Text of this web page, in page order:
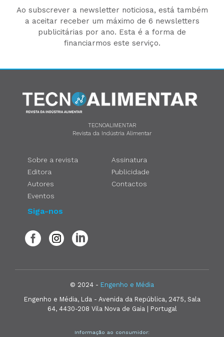
Ao subscrever a newsletter noticiosa, está também
a aceitar receber um máximo de 6 newsletters
publicitárias por ano. Esta é a forma de
financiarmos este serviço.
TECNOALIMENTAR
Revista da Indústria Alimentar
Sobre a revista
Editora
Autores
Eventos
Assinatura
Publicidade
Contactos
Siga-nos
© 2024 - Engenho e Média
Engenho e Média, Lda - Avenida da República, 2475, Sala
64, 4430-208 Vila Nova de Gaia | Portugal
Informação ao consumidor: